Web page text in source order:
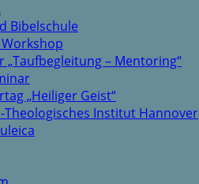
Bibelschule
„Taufbegleitung – Mentoring“
„Heiliger Geist“
Theologisches Institut Hannover